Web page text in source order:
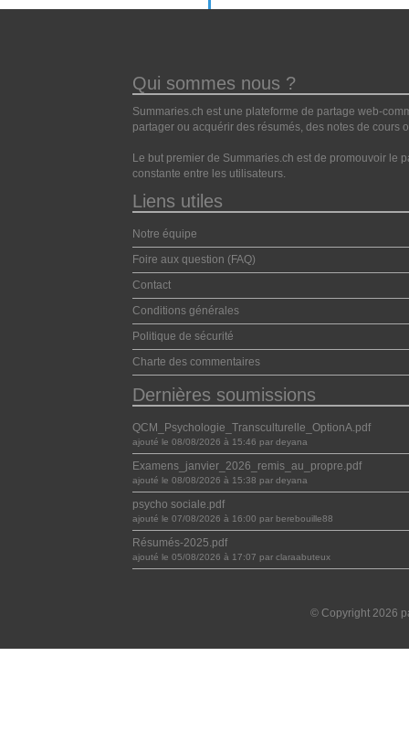
Qui sommes nous ?
Summaries.ch est une plateforme de partage web-
partager ou acquérir des résumés, des notes de cours
Le but premier de Summaries.ch est de promouvoir le
constante entre les utilisateurs.
Liens utiles
Notre équipe
Foire aux question (FAQ)
Contact
Conditions générales
Politique de sécurité
Charte des commentaires
Dernières soumissions
QCM_Psychologie_Transculturelle_OptionA.pdf
ajouté le 08/08/2026 à 15:46 par deyana
Examens_janvier_2026_remis_au_propre.pdf
ajouté le 08/08/2026 à 15:38 par deyana
psycho sociale.pdf
ajouté le 07/08/2026 à 16:00 par berebouille88
Résumés-2025.pdf
ajouté le 05/08/2026 à 17:07 par claraabuteux
© Copyright 2026